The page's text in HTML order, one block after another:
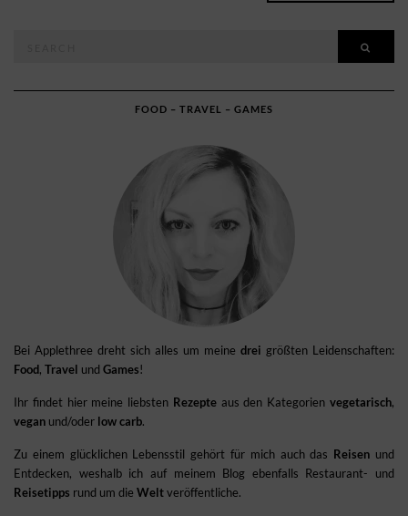
FOOD – TRAVEL – GAMES
Bei Applethree dreht sich alles um meine drei größten Leidenschaften:
Food, Travel und Games!
Ihr findet hier meine liebsten Rezepteaus den Kategorienvegetarisch,
vegan und/oder low carb.
Zu einem glücklichen Lebensstil gehört für mich auch das Reisen und
Entdecken, weshalb ich auf meinem Blog ebenfalls Restaurant- und
Reisetipps rund um die Weltveröffentliche.